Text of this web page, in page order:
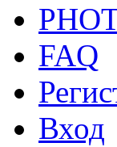
FAQ
Вход